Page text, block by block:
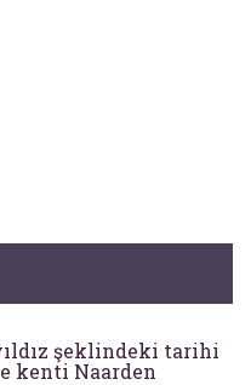
şeklindeki tarihi
kenti Naarden